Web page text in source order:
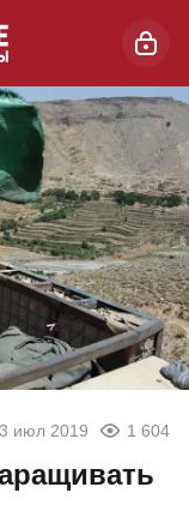
июл 2019 1 604